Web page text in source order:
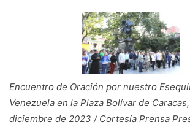
Encuentro de Oración por nuestro
Venezuela en la Plaza Bolívar de
diciembre de 2023 / Cortesía Prensa